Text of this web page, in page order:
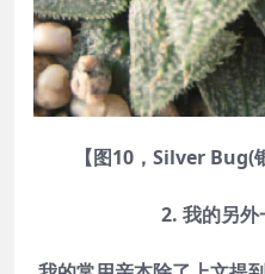
【图10，Silver Bug(
2. 我的另